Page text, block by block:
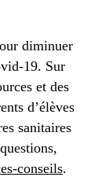
diminuer
19. Sur
et des
d’élèves
sanitaires
conseils.